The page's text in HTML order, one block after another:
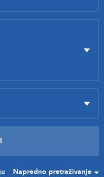
Napredno pretraživanje